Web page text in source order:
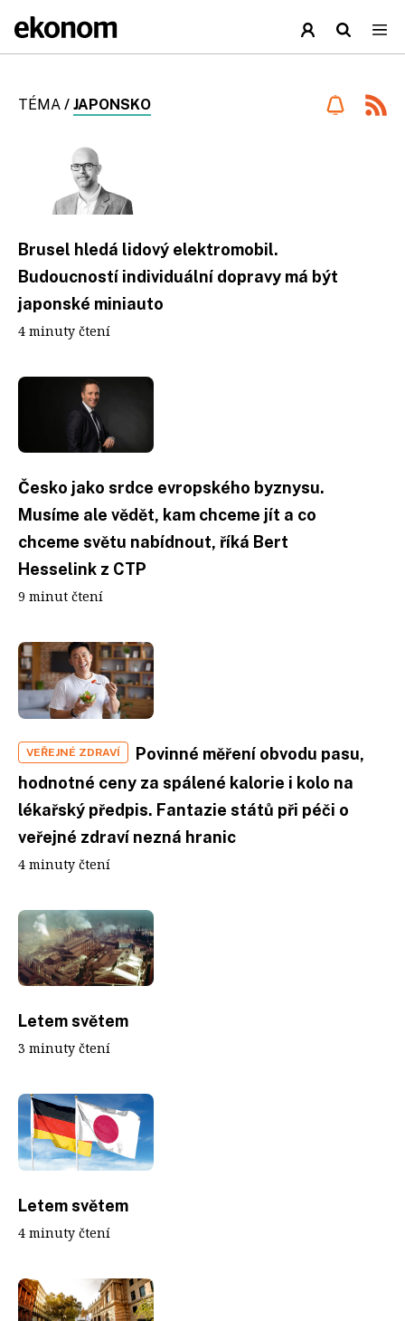
TÉMA / JAPONSKO
Brusel hledá lidový elektromobil.
Budoucností individuální dopravy má být
japonské miniauto
4 minuty čtení
Česko jako srdce evropského byznysu.
Musíme ale vědět, kam chceme jít a co
chceme světu nabídnout, říká Bert
Hesselink z CTP
9 minut čtení
VEŘEJNÉ ZDRAVÍ
Povinné měření obvodu pasu,
hodnotné ceny za spálené kalorie i kolo na
lékařský předpis. Fantazie států při péči o
veřejné zdraví nezná hranic
4 minuty čtení
Letem světem
3 minuty čtení
Letem světem
4 minuty čtení